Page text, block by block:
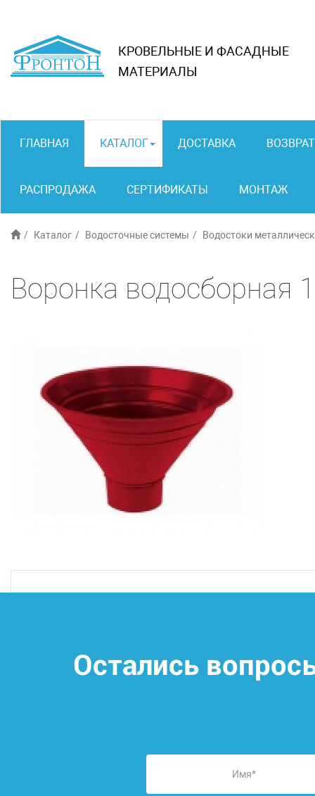
КРОВЕЛЬНЫЕ И ФАСАДНЫЕ
МАТЕРИАЛЫ
ГЛАВНАЯ КАТАЛОГ ДОСТАВКА ВОЗВРАТ
РАСПРОДАЖА СЕРТИФИКАТЫ МОНТАЖ
Каталог Водосточные системы Водостоки
Воронка водосборная
Остались